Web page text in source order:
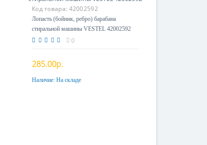
Код товара: 42002592
Лопасть (бойник, ребро) барабана
стиральной машины VESTEL 42002592
0
285.00р.
Купить
Наличие: На складе